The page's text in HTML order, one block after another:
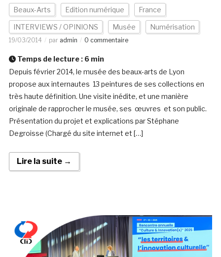
Beaux-Arts Edition numérique France
INTERVIEWS / OPINIONS Musée Numérisation
19/03/2014 par admin 0 commentaire
Temps de lecture : 6 min
Depuis février 2014, le musée des beaux-arts de Lyon
propose aux internautes 13 peintures de ses collections en
très haute définition. Une visite inédite, et une manière
originale de rapprocher le musée, ses œuvres et son public.
Présentation du projet et explications par Stéphane
Degroisse (Chargé du site internet et […]
Lire la suite →